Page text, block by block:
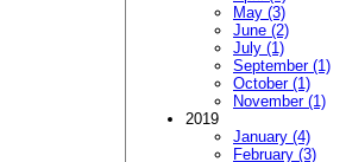
May (3)
June (2)
July (1)
September (1)
October (1)
November (1)
2019
January (4)
February (3)